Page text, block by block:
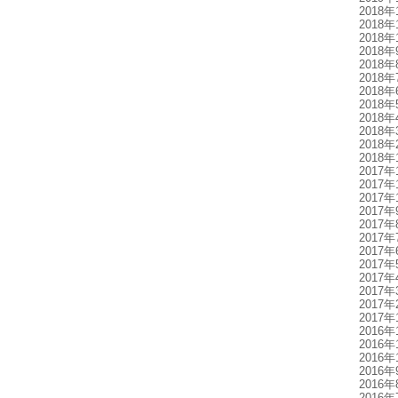
2018年
2018年
2018年
2018年
2018年
2018年
2018年
2018年
2018年
2018年
2018年
2018年
2017年
2017年
2017年
2017年
2017年
2017年
2017年
2017年
2017年
2017年
2017年
2017年
2016年
2016年
2016年
2016年
2016年